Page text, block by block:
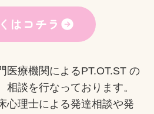
はコチラ
療機関によるPT.OT.ST の
相談を行なっております。
心理士による発達相談や発